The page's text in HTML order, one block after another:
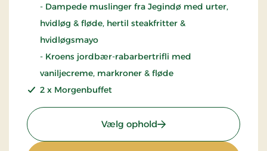
- Dampede muslinger fra Jegindø med urter,
hvidløg & fløde, hertil steakfritter &
hvidløgsmayo
- Kroens jordbær-rabarbertrifli med
vaniljecreme, markroner & fløde
2 x Morgenbuffet
Vælg ophold: Muslingeophold